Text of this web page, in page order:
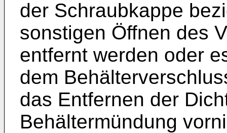
der Schraubkappe
sonstigen Öffnen des
entfernt werden oder
dem
das Entfernen der
Behältermündung